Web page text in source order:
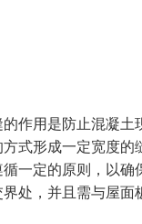
作用是防止混凝
式形成一定宽度
一定的原则，以
处，并且需与屋面